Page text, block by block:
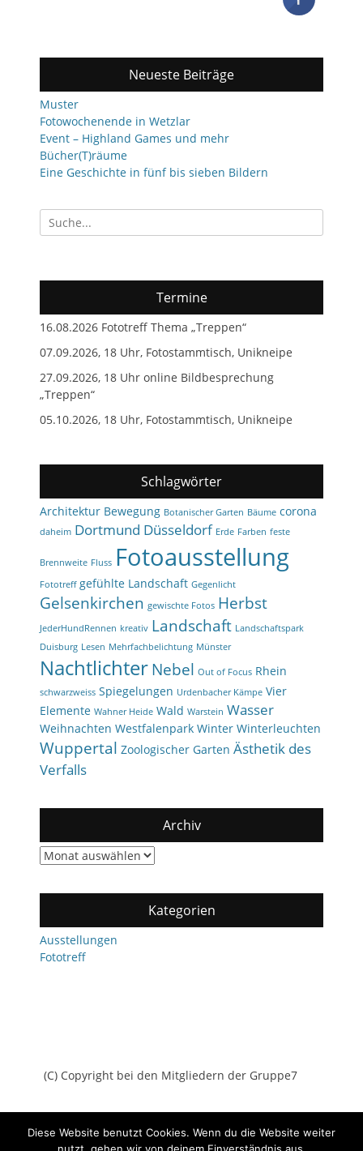
Neueste Beiträge
Muster
Fotowochenende in Wetzlar
Event – Highland Games und mehr
Bücher(T)räume
Eine Geschichte in fünf bis sieben Bildern
Suchen
nach:
Termine
16.08.2026 Fototreff Thema „Treppen“
07.09.2026, 18 Uhr, Fotostammtisch, Unikneipe
27.09.2026, 18 Uhr online Bildbesprechung
„Treppen“
05.10.2026, 18 Uhr, Fotostammtisch, Unikneipe
Schlagwörter
Architektur Bewegung Botanischer Garten Bäume corona
daheim Dortmund Düsseldorf Erde Farben feste
Brennweite Fluss Fotoausstellung
Fototreff gefühlte Landschaft Gegenlicht
Gelsenkirchen gewischte Fotos Herbst
JederHundRennen kreativ Landschaft Landschaftspark
Duisburg Lesen Mehrfachbelichtung Münster
NachtlichterNebel Out of Focus Rhein
schwarzweiss Spiegelungen Urdenbacher Kämpe Vier
Elemente Wahner Heide Wald Warstein Wasser
Weihnachten Westfalenpark Winter Winterleuchten
Wuppertal Zoologischer Garten Ästhetik des
Verfalls
Archiv
Archiv
Kategorien
Ausstellungen
Fototreff
(C) Copyright bei den Mitgliedern der Gruppe7
Diese Website benutzt Cookies. Wenn du die Website weiter